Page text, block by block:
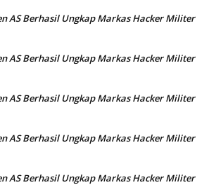
AS Berhasil Ungkap Markas Hacker Militer
AS Berhasil Ungkap Markas Hacker Militer
AS Berhasil Ungkap Markas Hacker Militer
AS Berhasil Ungkap Markas Hacker Militer
AS Berhasil Ungkap Markas Hacker Militer